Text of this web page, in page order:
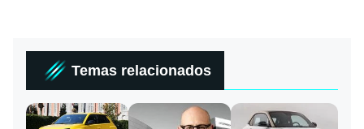
Temas relacionados